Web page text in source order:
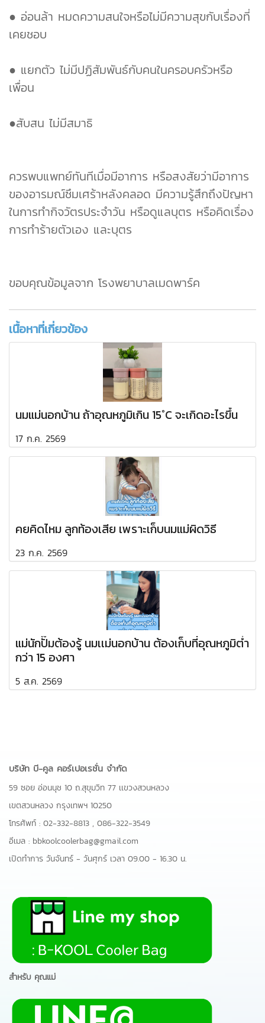
● อ่อนล้า หมดความสนใจหรือไม่มีความสุขกับเรื่องที่
เคยชอบ
● แยกตัว ไม่มีปฏิสัมพันธ์กับคนในครอบครัวหรือ
เพื่อน
●สับสน ไม่มีสมาธิ
ควรพบแพทย์ทันทีเมื่อมีอาการ หรือสงสัยว่ามีอาการ
ของอารมณ์ซึมเศร้าหลังคลอด มีความรู้สึกถึงปัญหา
ในการทำกิจวัตรประจำวัน หรือดูแลบุตร หรือคิดเรื่อง
การทำร้ายตัวเอง และบุตร
ขอบคุณข้อมูลจาก โรงพยาบาลเมดพาร์ค
เนื้อหาที่เกี่ยวข้อง
นมแม่นอกบ้าน ถ้าอุณหภูมิเกิน 15°C จะเกิดอะไรขึ้น
17 ก.ค. 2569
คยคิดไหม ลูกท้องเสีย เพราะเก็บนมแม่ผิดวิธี
23 ก.ค. 2569
แม่นักปั๊มต้องรู้ นมเเม่นอกบ้าน ต้องเก็บที่อุณหภูมิต่ำ
กว่า 15 องศา
5 ส.ค. 2569
บริษัท บี-คูล คอร์เปอเรชั่น จำกัด
59 ซอย อ่อนนุช 10 ถ.สุขุมวิท 77 เเขวงสวนหลวง
เขตสวนหลวง กรุงเทพฯ 10250
โทรศัพท์ : 02-332-8813 , 086-322-3549
อีเมล : bbkoolcoolerbag@gmail.com
เปิดทำการ วันจันทร์ - วันศุกร์ เวลา 09.00 - 16.30 น.
สำหรับ คุณแม่